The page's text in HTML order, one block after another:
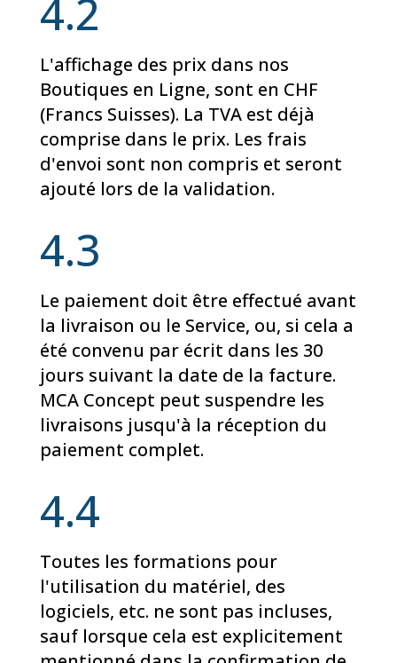
4.2
L'affichage des prix dans nos
Boutiques en Ligne, sont en CHF
(Francs Suisses). La TVA est déjà
comprise dans le prix. Les frais
d'envoi sont non compris et seront
ajouté lors de la validation.
4.3
Le paiement doit être effectué avant
la livraison ou le Service, ou, si cela a
été convenu par écrit dans les 30
jours suivant la date de la facture.
MCA Concept peut suspendre les
livraisons jusqu'à la réception du
paiement complet.
4.4
Toutes les formations pour
l'utilisation du matériel, des
logiciels, etc. ne sont pas incluses,
sauf lorsque cela est explicitement